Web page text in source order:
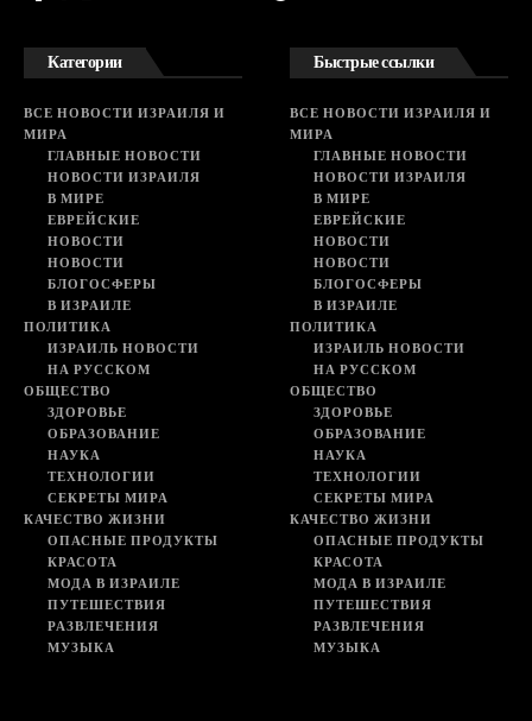
Категории
ВСЕ НОВОСТИ ИЗРАИЛЯ И
МИРА
ГЛАВНЫЕ НОВОСТИ
НОВОСТИ ИЗРАИЛЯ
В МИРЕ
ЕВРЕЙСКИЕ
НОВОСТИ
НОВОСТИ
БЛОГОСФЕРЫ
В ИЗРАИЛЕ
ПОЛИТИКА
ИЗРАИЛЬ НОВОСТИ
НА РУССКОМ
ОБЩЕСТВО
ЗДОРОВЬЕ
ОБРАЗОВАНИЕ
НАУКА
ТЕХНОЛОГИИ
СЕКРЕТЫ МИРА
КАЧЕСТВО ЖИЗНИ
ОПАСНЫЕ ПРОДУКТЫ
КРАСОТА
МОДА В ИЗРАИЛЕ
ПУТЕШЕСТВИЯ
РАЗВЛЕЧЕНИЯ
МУЗЫКА
Быстрые ссылки
ВСЕ НОВОСТИ ИЗРАИЛЯ И
МИРА
ГЛАВНЫЕ НОВОСТИ
НОВОСТИ ИЗРАИЛЯ
В МИРЕ
ЕВРЕЙСКИЕ
НОВОСТИ
НОВОСТИ
БЛОГОСФЕРЫ
В ИЗРАИЛЕ
ПОЛИТИКА
ИЗРАИЛЬ НОВОСТИ
НА РУССКОМ
ОБЩЕСТВО
ЗДОРОВЬЕ
ОБРАЗОВАНИЕ
НАУКА
ТЕХНОЛОГИИ
СЕКРЕТЫ МИРА
КАЧЕСТВО ЖИЗНИ
ОПАСНЫЕ ПРОДУКТЫ
КРАСОТА
МОДА В ИЗРАИЛЕ
ПУТЕШЕСТВИЯ
РАЗВЛЕЧЕНИЯ
МУЗЫКА